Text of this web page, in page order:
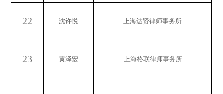
22 沈许悦 上海达贤律师事务所
23 黄泽宏 上海格联律师事务所